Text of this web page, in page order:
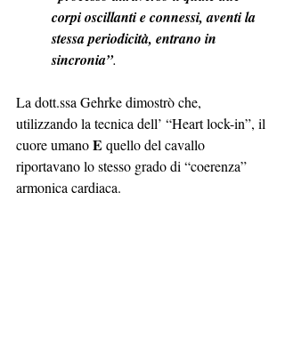
corpi oscillanti e connessi, aventi la
stessa periodicità, entrano in
sincronia”.
La dott.ssa Gehrke dimostrò che,
utilizzando la tecnica dell’ “Heart lock-in”, il
cuore umano E quello del cavallo
riportavano lo stesso grado di “coerenza”
armonica cardiaca.